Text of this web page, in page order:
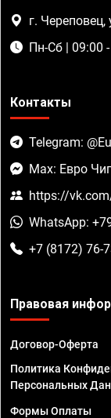
г.
Пн-Сб | 09:00
Контакты
Telegram:
Max: Евро
https://
WhatsApp:
+7 (8172) 76-
Правовая
Договор-Оферта
Политика
Персональных
Формы Оплаты